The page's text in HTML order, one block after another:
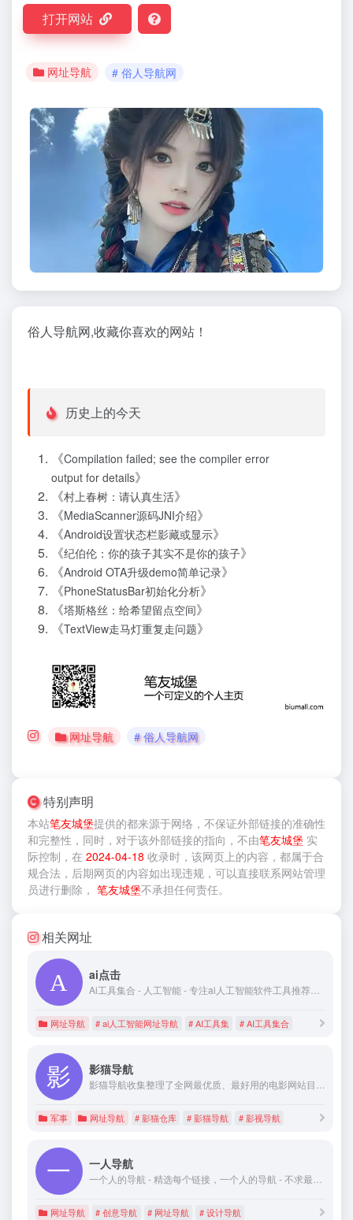
打开网站
网址导航 # 俗人导航网
俗人导航网,收藏你喜欢的网站！
历史上的今天
《Compilation failed; see the compiler error
output for details》
《村上春树：请认真生活》
《MediaScanner源码JNI介绍》
《Android设置状态栏影藏或显示》
《纪伯伦：你的孩子其实不是你的孩子》
《Android OTA升级demo简单记录》
《PhoneStatusBar初始化分析》
《塔斯格丝：给希望留点空间》
《TextView走马灯重复走问题》
网址导航 # 俗人导航网
特别声明
本站笔友城堡提供的都来源于网络，不保证外部链接的准确性
和完整性，同时，对于该外部链接的指向，不由笔友城堡 实
际控制，在 2024-04-18 收录时，该网页上的内容，都属于合
规合法，后期网页的内容如出现违规，可以直接联系网站管理
员进行删除， 笔友城堡不承担任何责任。
相关网址
ai点击
Ai工具集合 - 人工智能 - 专注ai人工智能软件工具推荐！是免费的办公效率ai工具集网站。为全球办公人提供最新、最全面的AI人工智能软件App官网下载、资源分享和使用指南等！助您更好地应用AI人工智能技术。是实现高效办公轻松生活的实用网址导航网站！
网址导航 # ai人工智能网址导航 # AI工具集 # AI工具集合
影猫导航
影猫导航收集整理了全网最优质、最好用的电影网站目录，免费电影网站列表！
军事 网址导航 # 影猫仓库 # 影猫导航 # 影视导航
一人导航
一个人的导航 - 精选每个链接，一个人的导航 - 不求最全，但求好用
网址导航 # 创意导航 # 网址导航 # 设计导航